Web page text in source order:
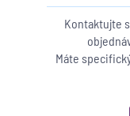
Kontaktujte
Máte